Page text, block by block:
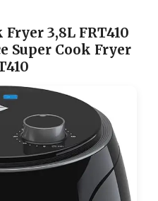
Fryer 3,8L FRT410
Super Cook Fryer